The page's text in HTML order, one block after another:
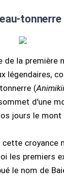
tonnerre
de la première
légendaires,
(
d'une
jours le mont
croyance
les premiers
le nom de